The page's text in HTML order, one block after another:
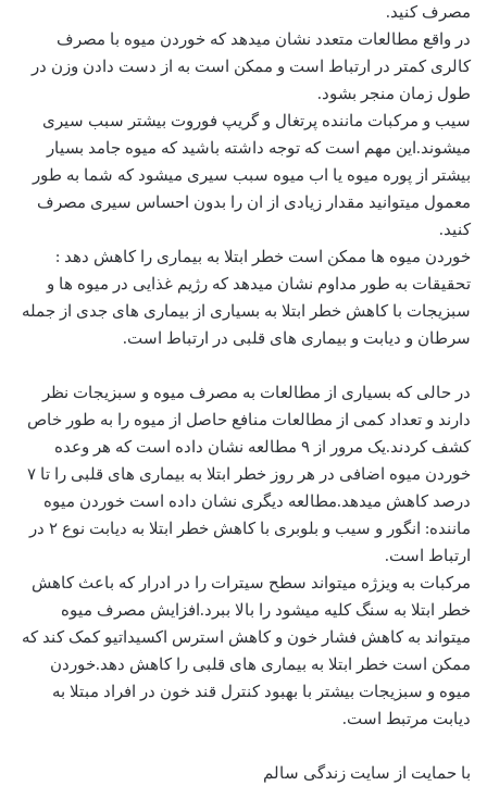
مصرف کنید.
در واقع مطالعات متعدد نشان میدهد که خوردن میوه با مصرف
کالری کمتر در ارتباط است و ممکن است به از دست دادن وزن در
طول زمان منجر بشود.
سیب و مرکبات ماننده پرتغال و گریپ فوروت بیشتر سبب سیری
میشوند.این مهم است که توجه داشته باشید که میوه جامد بسیار
بیشتر از پوره میوه یا اب میوه سبب سیری میشود که شما به طور
معمول میتوانید مقدار زیادی از ان را بدون احساس سیری مصرف
کنید.
خوردن میوه ها ممکن است خطر ابتلا به بیماری را کاهش دهد :
تحقیقات به طور مداوم نشان میدهد که رژیم غذایی در میوه ها و
سبزیجات با کاهش خطر ابتلا به بسیاری از بیماری های جدی از جمله
سرطان و دیابت و بیماری های قلبی در ارتباط است.
در حالی که بسیاری از مطالعات به مصرف میوه و سبزیجات نظر
دارند و تعداد کمی از مطالعات منافع حاصل از میوه را به طور خاص
کشف کردند.یک مرور از ۹ مطالعه نشان داده است که هر وعده
خوردن میوه اضافی در هر روز خطر ابتلا به بیماری های قلبی را تا ۷
درصد کاهش میدهد.مطالعه دیگری نشان داده است خوردن میوه
ماننده: انگور و سیب و بلوبری با کاهش خطر ابتلا به دیابت نوع ۲ در
ارتباط است.
مرکبات به ویزژه میتواند سطح سیترات را در ادرار که باعث کاهش
خطر ابتلا به سنگ کلیه میشود را بالا ببرد.افزایش مصرف میوه
میتواند به کاهش فشار خون و کاهش استرس اکسیداتیو کمک کند که
ممکن است خطر ابتلا به بیماری های قلبی را کاهش دهد.خوردن
میوه و سبزیجات بیشتر با بهبود کنترل قند خون در افراد مبتلا به
دیابت مرتبط است.
با حمایت از سایت زندگی سالم